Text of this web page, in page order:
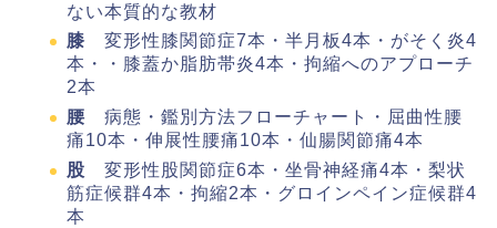
ない本質的な教材
膝 変形性膝関節症7本・半月板4本・がそく炎4
本・・膝蓋か脂肪帯炎4本・拘縮へのアプローチ
2本
腰 病態・鑑別方法フローチャート・屈曲性腰
痛10本・伸展性腰痛10本・仙腸関節痛4本
股 変形性股関節症6本・坐骨神経痛4本・梨状
筋症候群4本・拘縮2本・グロインペイン症候群4
本